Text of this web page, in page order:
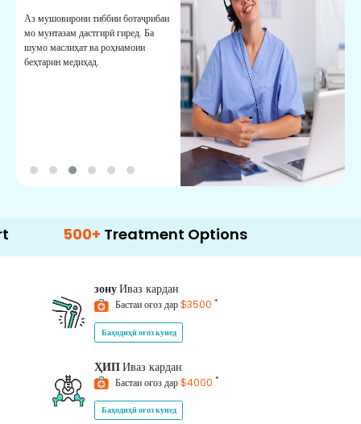
Аз мушовирони тиббии ботаҷрибаи
мо мунтазам дастгирӣ гиред. Ба
шумо маслиҳат ва роҳнамоии
беҳтарин медиҳад.
500+ Treatment Options
зонуИваз кардан
Бастаи оғоз дар$3500 *
Баҳодиҳӣ оғоз кунед
ҲИПИваз кардан
Бастаи оғоз дар$4000 *
Баҳодиҳӣ оғоз кунед